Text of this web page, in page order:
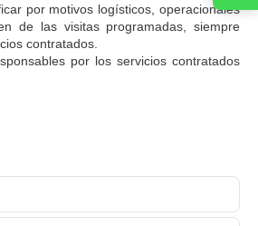
por motivos logísticos, operacionales
de las visitas programadas, siempre
contratados.
por los servicios contratados